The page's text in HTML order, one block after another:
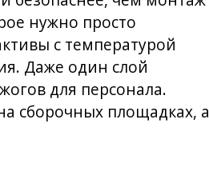
нужно просто
с температурой
Даже один слой
для персонала.
сборочных площадках, а